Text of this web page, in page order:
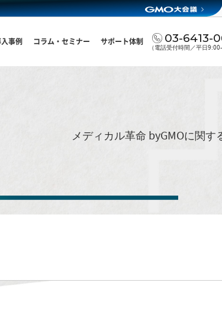
事例 コラム・セミナー サポート体制 03-6413-
（電話受付時間／平日
メディカル革命 byGMOに関す